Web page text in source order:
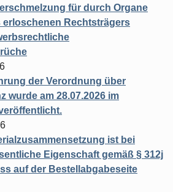
für durch Organe
erloschenen Rechtsträgers
der Verordnung über
wurde am 28.07.2026 im
ist bei
Eigenschaft gemäß § 312j
auf der Bestellabgabeseite